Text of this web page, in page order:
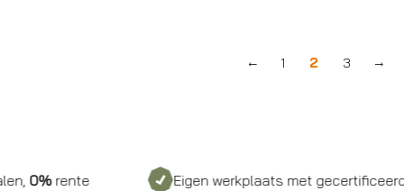
← 1 2 3 →
rente Eigen werkplaats met gecertificeerd